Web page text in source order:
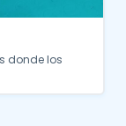
donde los